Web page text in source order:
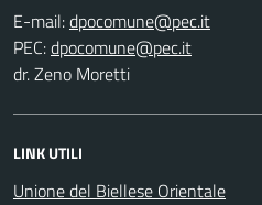
E-mail:
PEC:
dr. Zeno Moretti
LINK UTILI
Unione del Biellese Orientale